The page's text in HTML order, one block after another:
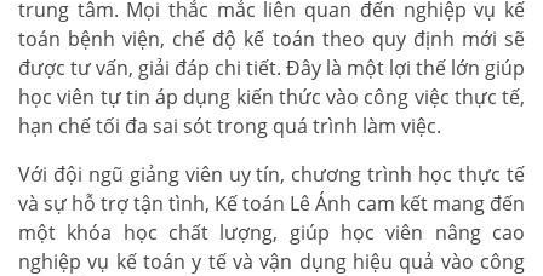
trung tâm. Mọi thắc mắc liên quan đến nghiệp vụ kế
toán bệnh viện, chế độ kế toán theo quy định mới sẽ
được tư vấn, giải đáp chi tiết. Đây là một lợi thế lớn giúp
học viên tự tin áp dụng kiến thức vào công việc thực tế,
hạn chế tối đa sai sót trong quá trình làm việc.
Với đội ngũ giảng viên uy tín, chương trình học thực tế
và sự hỗ trợ tận tình, Kế toán Lê Ánh cam kết mang đến
một khóa học chất lượng, giúp học viên nâng cao
nghiệp vụ kế toán y tế và vận dụng hiệu quả vào công